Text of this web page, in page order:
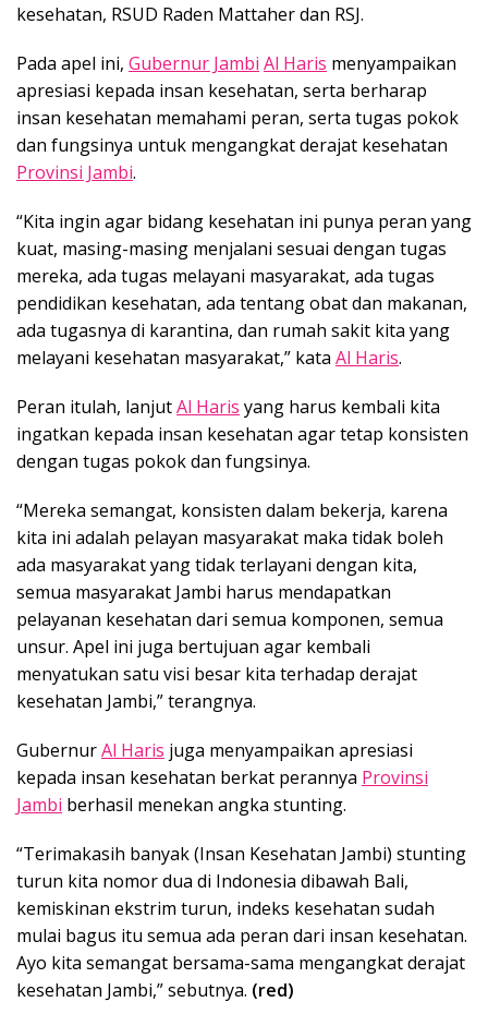
kesehatan, RSUD Raden Mattaher dan RSJ.
Pada apel ini, Gubernur Jambi Al Haris menyampaikan
apresiasi kepada insan kesehatan, serta berharap
insan kesehatan memahami peran, serta tugas pokok
dan fungsinya untuk mengangkat derajat kesehatan
Provinsi Jambi.
“Kita ingin agar bidang kesehatan ini punya peran yang
kuat, masing-masing menjalani sesuai dengan tugas
mereka, ada tugas melayani masyarakat, ada tugas
pendidikan kesehatan, ada tentang obat dan makanan,
ada tugasnya di karantina, dan rumah sakit kita yang
melayani kesehatan masyarakat,” kata Al Haris.
Peran itulah, lanjutAl Haris yang harus kembali kita
ingatkan kepada insan kesehatan agar tetap konsisten
dengan tugas pokok dan fungsinya.
“Mereka semangat, konsisten dalam bekerja, karena
kita ini adalah pelayan masyarakat maka tidak boleh
ada masyarakat yang tidak terlayani dengan kita,
semua masyarakat Jambi harus mendapatkan
pelayanan kesehatan dari semua komponen, semua
unsur. Apel ini juga bertujuan agar kembali
menyatukan satu visi besar kita terhadap derajat
kesehatan Jambi,” terangnya.
GubernurAl Haris juga menyampaikan apresiasi
kepada insan kesehatan berkat perannya Provinsi
Jambi berhasil menekan angka stunting.
“Terimakasih banyak (Insan Kesehatan Jambi) stunting
turun kita nomor dua di Indonesia dibawah Bali,
kemiskinan ekstrim turun, indeks kesehatan sudah
mulai bagus itu semua ada peran dari insan kesehatan.
Ayo kita semangat bersama-sama mengangkat derajat
kesehatan Jambi,” sebutnya. (red)